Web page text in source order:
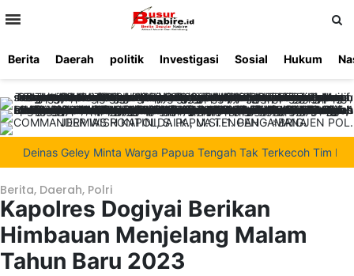
Berita Daerah politik Investigasi Sosial Hukum
Deinas Geley Minta Warga Papua Tengah Tak Terkecoh Tim
Berita, Daerah, Polri
Kapolres Dogiyai Berikan
Himbauan Menjelang Malam
Tahun Baru 2023